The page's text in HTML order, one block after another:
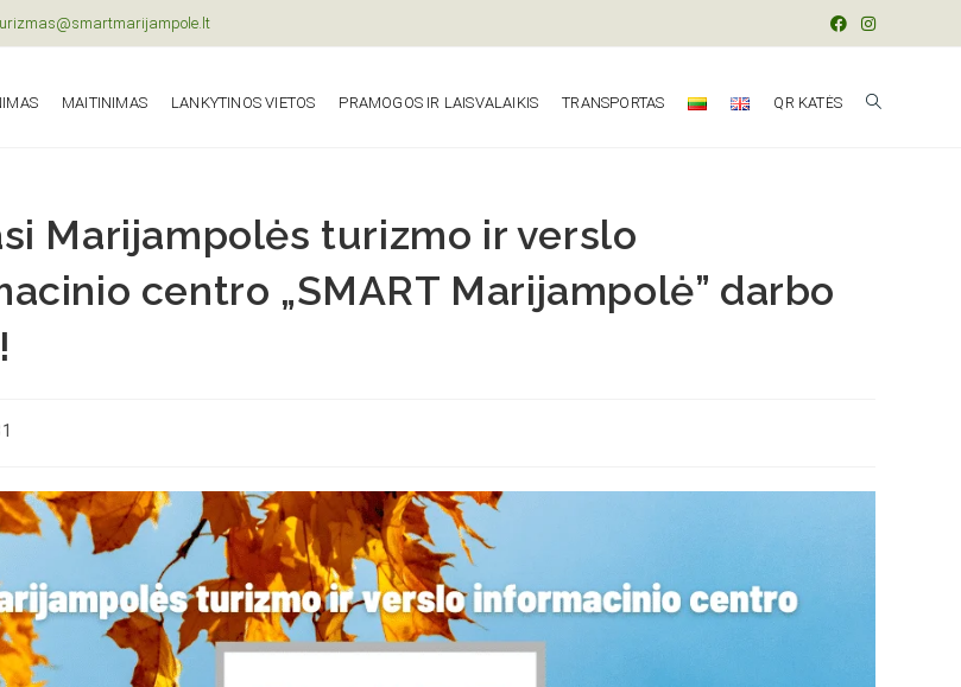
MAITINIMAS LANKYTINOS VIETOS PRAMOGOS IR LAISVALAIKIS TRANSPORTAS QR KATĖS
Marijampolės turizmo ir verslo
centro „SMART Marijampolė” darbo